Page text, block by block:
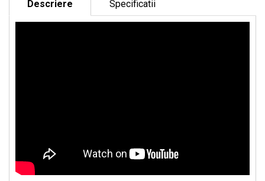
Descriere Specificatii